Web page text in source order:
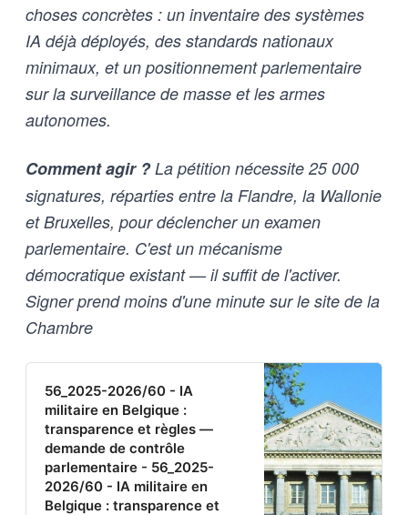
choses concrètes : un inventaire des systèmes
IA déjà déployés, des standards nationaux
minimaux, et un positionnement parlementaire
sur la surveillance de masse et les armes
autonomes.
Comment agir ?La pétition nécessite 25 000
signatures, réparties entre la Flandre, la Wallonie
et Bruxelles, pour déclencher un examen
parlementaire. C'est un mécanisme
démocratique existant — il suffit de l'activer.
Signer prend moins d'une minute sur le site de la
Chambre
56_2025-2026/60 - IA
militaire en Belgique :
transparence et règles —
demande de contrôle
parlementaire - 56_2025-
2026/60 - IA militaire en
Belgique : transparence et